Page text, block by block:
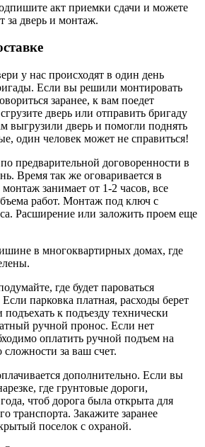
акт приемки сдачи и можете
за дверь и монтаж.
у нас происходят в один день
Если вы решили монтировать
заранее, к вам поедет
дверь или отправить бригаду
выгрузили дверь и помогли поднять
один человек может не справиться!
предварительной договоренности в
Время так же оговаривается в
занимает от 1-2 часов, все
работ. Монтаж под ключ с
Расширение или заложить проем еще
в многоквартирных домах, где
где будет пароваться
парковка платная, расходы берет
подъехать к подъезду технически
ручной пронос. Если нет
оплатить ручной подъем на
за ваш счет.
дополнительно. Если вы
где грунтовые дороги,
чтоб дорога была открыта для
транспорта. Закажите заранее
поселок с охраной.